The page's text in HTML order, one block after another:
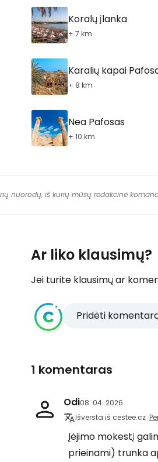
Koralų įlanka
+ 7 km
Karalių kapai
+ 8 km
Nea Pafosas
+ 10 km
nuorodų, iš kurių mūsų redakcinė
Ar liko klausimų?
Jei turite klausimų ar
Pridėti
1 komentaras
Odi08. 04. 2026
Išversta iš cestee.cz
Įėjimo mokestį
prieinami) trunka